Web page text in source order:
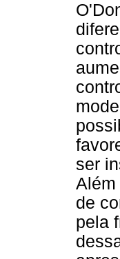
ser
Além
de
pela